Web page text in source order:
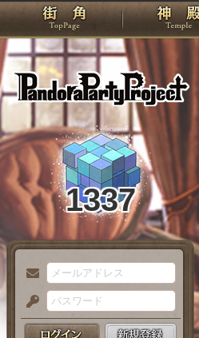
TOP
1337
メ
ー
パ